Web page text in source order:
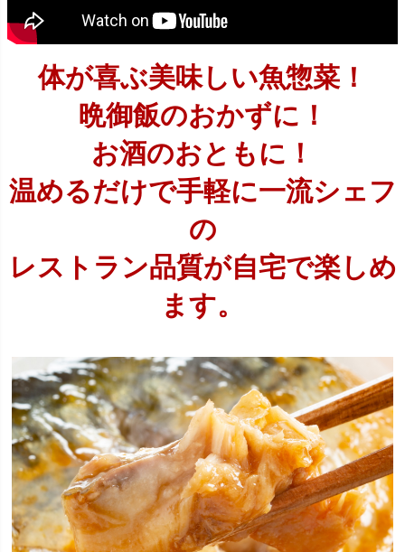
体が喜ぶ美味しい魚惣菜！
晩御飯のおかずに！
お酒のおともに！
温めるだけで手軽に一流シェフ
の
レストラン品質が自宅で楽しめ
ます。